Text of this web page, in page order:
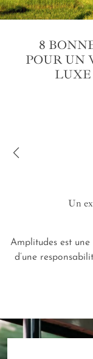
8
POUR UN
LUXE
Un
Amplitudes est
d’une